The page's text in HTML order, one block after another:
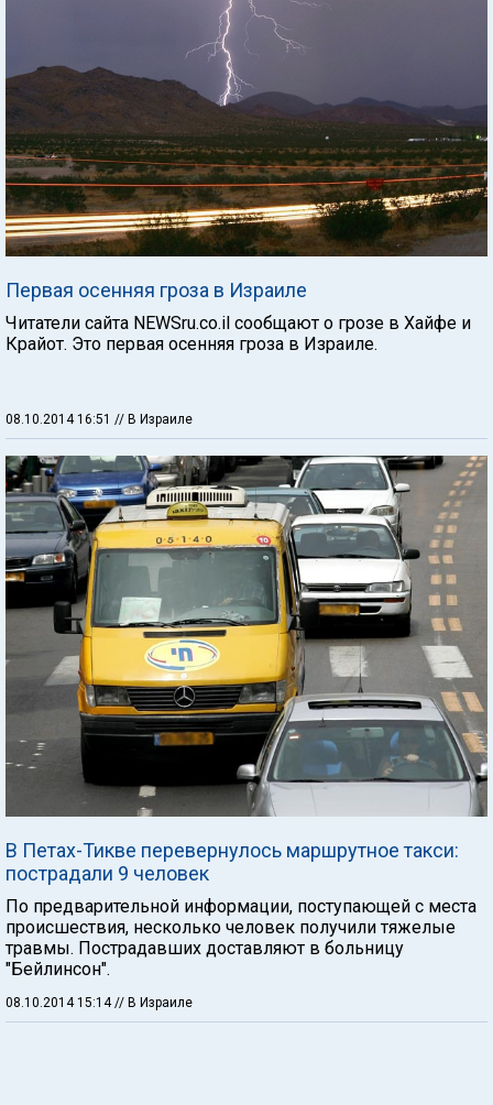
Первая осенняя гроза в Израиле
Читатели сайта NEWSru.co.il сообщают о грозе в Хайфе и
Крайот. Это первая осенняя гроза в Израиле.
08.10.2014 16:51 // В Израиле
В Петах-Тикве перевернулось маршрутное такси:
пострадали 9 человек
По предварительной информации, поступающей с места
происшествия, несколько человек получили тяжелые
травмы. Пострадавших доставляют в больницу
"Бейлинсон".
08.10.2014 15:14// В Израиле